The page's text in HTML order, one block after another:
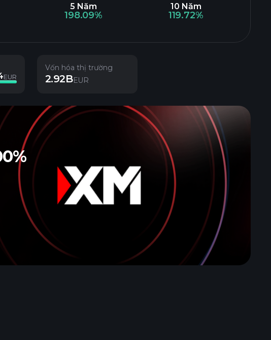
5 Năm
198.09%
10 Năm
119.72%
EUR
Vốn hóa thị trường
2.92BEUR